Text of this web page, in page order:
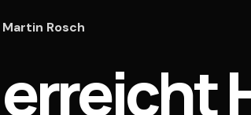
Martin Rosch
erreicht